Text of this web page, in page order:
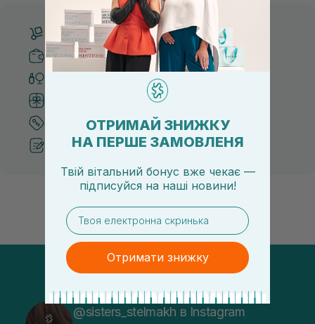
Безкоштовна доставка від 3000 UAH
Безпечні способи оплати
Тільки оригінальна косметика
Система бонусів та лояльності
Кращі ціни та топ товари
Рекомендації від косметологів
@sisters_stelmakh в Instagram
ОТРИМАЙ ЗНИЖКУ
НА ПЕРШЕ ЗАМОВЛЕНЯ
Твій вітальний бонус вже чекає —
підписуйся на наші новини!
email
Отримати знижку